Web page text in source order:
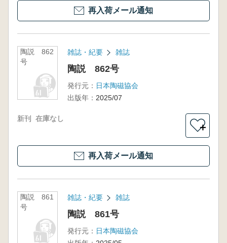
再入荷メール通知
陶説 862
号
雑誌・紀要 雑誌
陶説 862号
発行元： 日本陶磁協会
出版年： 2025/07
新刊 在庫なし
＋
再入荷メール通知
陶説 861
号
雑誌・紀要 雑誌
陶説 861号
発行元： 日本陶磁協会